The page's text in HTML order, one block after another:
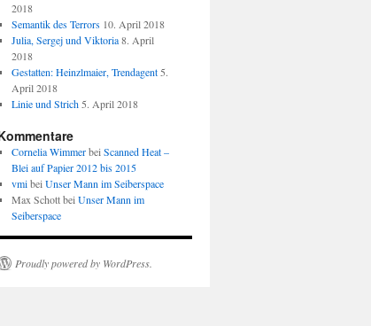
2018
Semantik des Terrors 10. April 2018
Julia, Sergej und Viktoria 8. April
2018
Gestatten: Heinzlmaier, Trendagent 5.
April 2018
Linie und Strich 5. April 2018
Cornelia Wimmerbei Scanned Heat –
Blei auf Papier 2012 bis 2015
vmibei Unser Mann im Seiberspace
Max Schottbei Unser Mann im
Seiberspace
Proudly powered by WordPress.